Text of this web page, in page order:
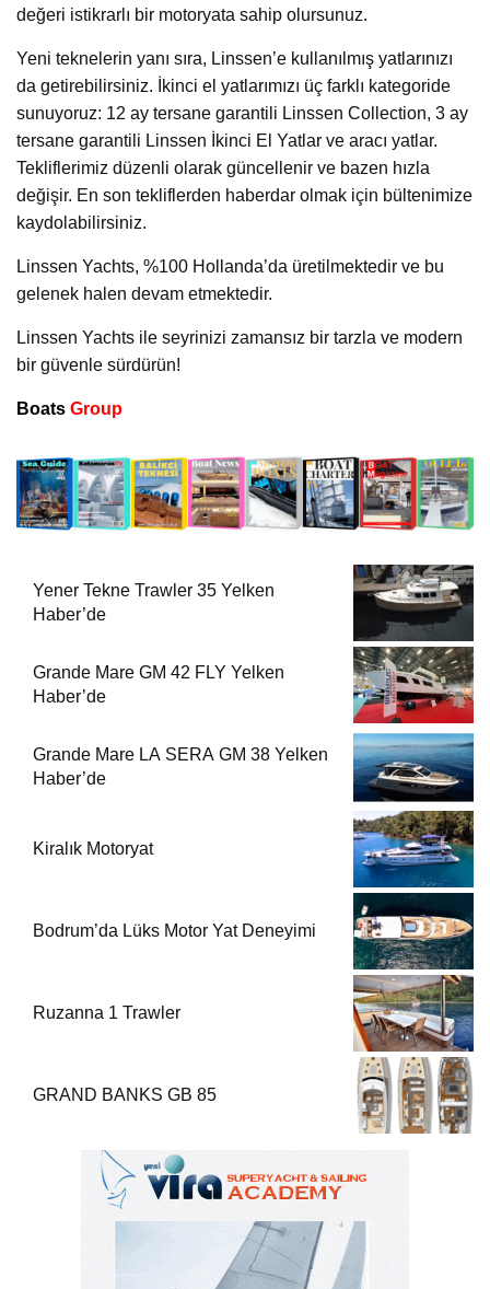
değeri istikrarlı bir motoryata sahip olursunuz.
Yeni teknelerin yanı sıra, Linssen’e kullanılmış yatlarınızı
da getirebilirsiniz. İkinci el yatlarımızı üç farklı kategoride
sunuyoruz: 12 ay tersane garantili Linssen Collection, 3 ay
tersane garantili Linssen İkinci El Yatlar ve aracı yatlar.
Tekliflerimiz düzenli olarak güncellenir ve bazen hızla
değişir. En son tekliflerden haberdar olmak için bültenimize
kaydolabilirsiniz.
Linssen Yachts, %100 Hollanda’da üretilmektedir ve bu
gelenek halen devam etmektedir.
Linssen Yachts ile seyrinizi zamansız bir tarzla ve modern
bir güvenle sürdürün!
Boats Group
Yener Tekne Trawler 35 Yelken
Haber’de
Grande Mare GM 42 FLY Yelken
Haber’de
Grande Mare LA SERA GM 38 Yelken
Haber’de
Kiralık Motoryat
Bodrum’da Lüks Motor Yat Deneyimi
Ruzanna 1 Trawler
GRAND BANKS GB 85